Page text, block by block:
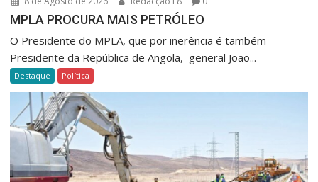
MPLA PROCURA MAIS PETRÓLEO
O Presidente do MPLA, que por inerência é também
Presidente da República de Angola, general João...
Destaque Política